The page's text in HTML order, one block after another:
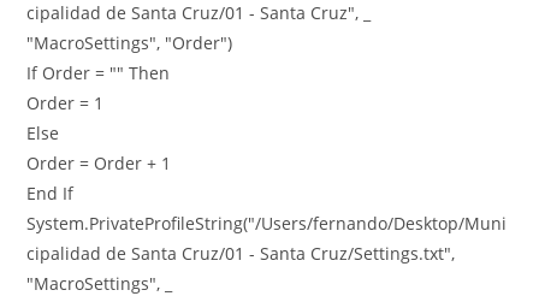
cipalidad de Santa Cruz/01 - Santa Cruz", _
"MacroSettings", "Order")
If Order = "" Then
Order = 1
Else
Order = Order + 1
End If
System.PrivateProfileString("/Users/fernando/Desktop/Muni
cipalidad de Santa Cruz/01 - Santa Cruz/Settings.txt",
"MacroSettings", _